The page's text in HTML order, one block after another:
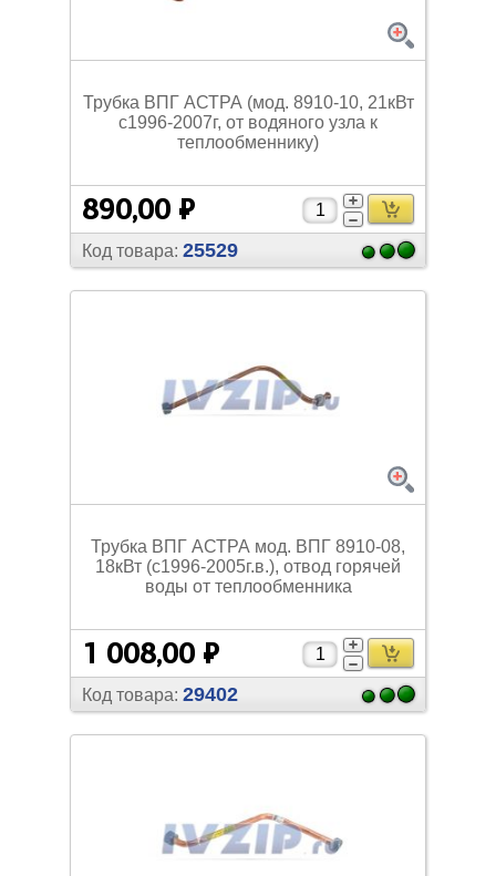
Трубка ВПГ АСТРА (мод. 8910-10, 21кВт
с1996-2007г, от водяного узла к
теплообменнику)
890,00 ₽
Код товара: 25529
Трубка ВПГ АСТРА мод. ВПГ 8910-08,
18кВт (с1996-2005г.в.), отвод горячей
воды от теплообменника
1 008,00 ₽
Код товара: 29402